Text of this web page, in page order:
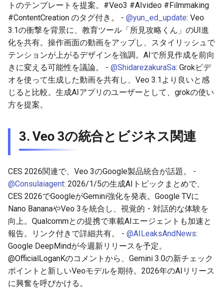
2026-05-18
2026-05-17
2026-05-16
2026-05-15
2026-05-13
2026-05-11
2026-05-10
2026-05-09
2026-05-08
2025-11-02
2025-11-01
2025-10-31
2025-10-30
2025-10-28
2025-10-26
2025-10-25
2025-10-24
2025-10-23
2026-05-18
2026-05-17
2026-05-16
2026-05-15
2026-05-13
2026-05-11
2026-05-10
2026-05-09
2026-05-08
2025-11-02
2025-11-01
2025-10-31
2025-10-30
2025-10-28
2025-10-26
2025-10-25
2025-10-24
2025-10-23
2026-05-15
2026-05-14
2026-05-13
2026-05-12
2026-05-10
2026-05-08
2026-05-07
2026-05-06
2026-05-05
2025-11-02
2025-11-01
2025-10-31
2025-10-30
2025-10-28
2025-10-26
2025-10-25
2025-10-24
2025-10-23
2025-11-02
2025-11-01
2025-10-31
2025-10-30
2025-10-29
2025-10-28
2025-10-26
2025-10-25
2025-10-24
2025-10-23
2025-10-22
トのテンプレートを提案。#Veo3 #AIvideo #Filmmaking
#ContentCreation のタグ付き。 - @yun_ed_update: Veo
3.1の衝撃を背景に、教育ツール「所見攻略くん」のUI進
化を共有。操作画面の動画をアップし、スタイリッシュで
テンションが上がるデザインを強調。AIで所見作成を前向
きに変える可能性を議論。 - @ShidarezakuraSa: Grokビデ
オを使って生成した動画を共有し、Veo 3.1より良いと感
じると比較。生成AIアプリのユーザーとして、grokの使い
方を提案。
3. Veo 3の統合とビジネス関連
CES 2026関連で、Veo 3のGoogle製品統合が話題。 -
@Consulaiagent: 2026/1/5の生成AIトピックまとめで、
CES 2026でGoogleがGemini強化を発表。Google TVに
Nano BananaやVeo 3を統合し、視覚的・対話的な体験を
向上。Qualcommとの提携で車載AIエージェントも加速と
報告。リンク付きで詳細共有。 - @AILeaksAndNews:
Google DeepMindが今週新リリースを予定。
@OfficialLoganKのコメントから、Gemini 3.0の新チェック
ポイントと新しいVeoモデルを期待。2026年のAIリリース
に興奮を呼びかける。